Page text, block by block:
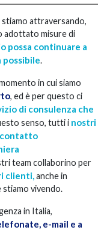
attraversando,
adottato misure di
possa continuare a
possibile.
in cui siamo
, ed è per questo ci
di consulenza che
senso, tutti i nostri
contatto
team collaborino per
clienti,anche in
vivendo.
in Italia,
e-mail e a